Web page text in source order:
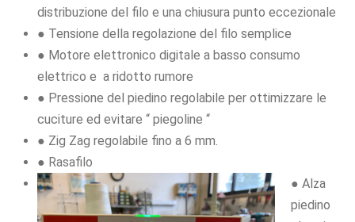
distribuzione del filo e una chiusura punto eccezionale
● Tensione della regolazione del filo semplice
● Motore elettronico digitale a basso consumo
elettrico e a ridotto rumore
● Pressione del piedino regolabile per ottimizzare le
cuciture ed evitare “ piegoline “
● Zig Zag regolabile fino a 6 mm.
● Rasafilo
● Alza
piedino